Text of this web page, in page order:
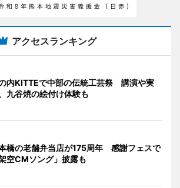
アクセスランキング
内KITTEで中部の伝統工芸祭 講演や実
九谷焼の絵付け体験も
橋の老舗弁当店が175周年 感謝フェスで
架空CMソング」披露も